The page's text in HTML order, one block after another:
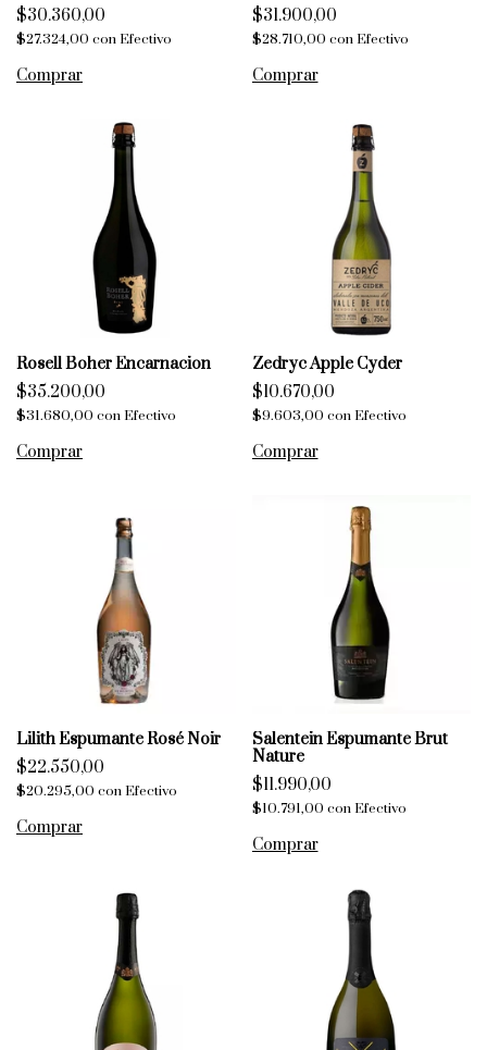
$30.360,00
$27.324,00 conEfectivo
$31.900,00
$28.710,00 con Efectivo
Rosell Boher Encarnacion
$35.200,00
$31.680,00 conEfectivo
Zedryc Apple Cyder
$10.670,00
$9.603,00 con Efectivo
Lilith Espumante Rosé Noir
$22.550,00
$20.295,00 conEfectivo
Salentein Espumante Brut
Nature
$11.990,00
$10.791,00 con Efectivo